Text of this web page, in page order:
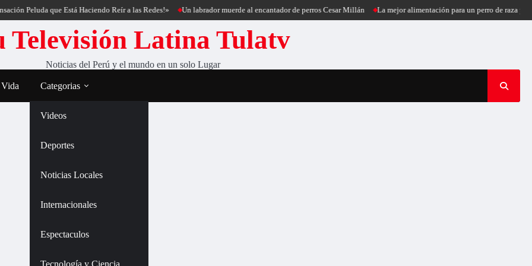
Peluda que Está Haciendo Reír a las Redes!» Un labrador muerde al encantador de perros Cesar Millán La mejor alimentación para un perro de raza
Televisión Latina Tulatv
Noticias del Perú y el mundo en un solo Lugar
Categorias
Videos
Deportes
Noticias Locales
Internacionales
Espectaculos
Tecnología y Ciencia